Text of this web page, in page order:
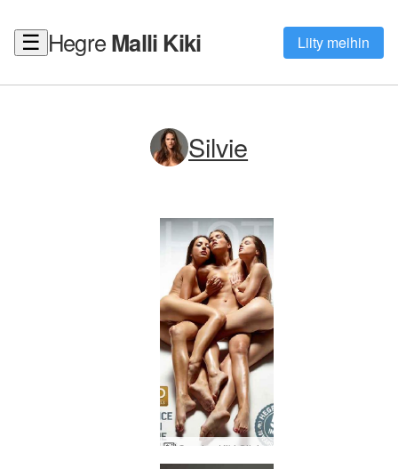
☰ HegreMalli Kiki Liity meihin
Silvie
Caprice Kiki Silvie jumalattaret